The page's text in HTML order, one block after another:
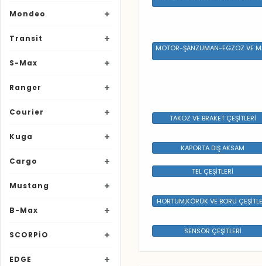
Mondeo
Transit
S-Max
Ranger
Courier
Kuga
Cargo
Mustang
B-Max
SCORPİO
EDGE
MOTOR-ŞANZUMAN-EGZOZ VE
TAKOZ VE BRAKET ÇEŞİTLERİ
KAPORTA DIŞ AKSAM
TEL ÇEŞİTLERİ
HORTUM,KÖRÜK VE BORU
SENSÖR ÇEŞİTLERİ